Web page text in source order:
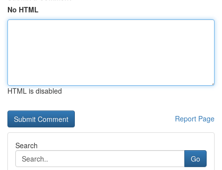
No HTML
HTML is disabled
Report Page
Search
Go